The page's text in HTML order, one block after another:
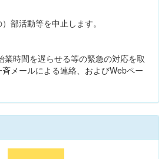
部活動等を中止します。
業時間を遅らせる等の緊急の対応を取
メールによる連絡、およびWebペー